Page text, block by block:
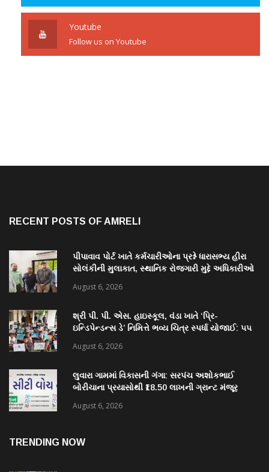
Youtube
Follow us on Youtube
RECENT POSTS OF AMRELI
પીપાવાવ પોર્ટ ખાતે કર્મચારીઓના પ્રશ્ને ધારાસભ્ય હીરા
સોલંકીની મુલાકાત, સ્થાનિક રોજગારી મુદ્દે અધિકારીઓ
August 6, 2026
શ્રી પી. પી. એસ. હાઇસ્કૂલ, વંડા ખાતે ‘પ્રિ-
ઇન્ડિપેન્ડન્સ ડે’ નિમિત્તે ભવ્ય ચિત્ર સ્પર્ધા યોજાઈ: ૫૫
August 6, 2026
લુવારા ગામમાં વિકાસની ગંગા: સરપંચ અશોકભાઈ
બોરીચાના પ્રયાસોથી ₹18.50 લાખની ગ્રાન્ટ મંજૂર
August 6, 2026
TRENDING NOW